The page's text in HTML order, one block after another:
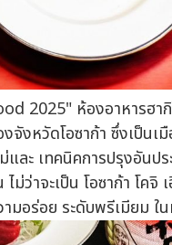
2025" ห้องอาหารฮา
จังหวัดโอซาก้า ซึ่งเป็น
ละ เทคนิคการปรุงอันป
าจะเป็น โอซาก้า โคจิ
อร่อย ระดับพรีเมียม ใ